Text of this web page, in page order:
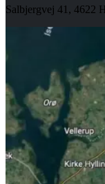
Salbjergvej 41, 4622